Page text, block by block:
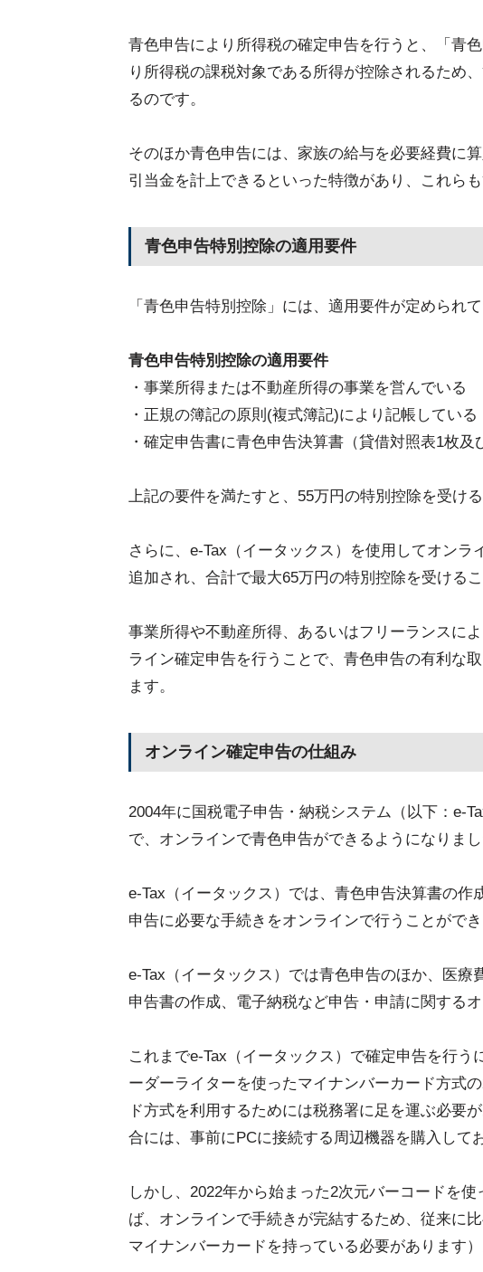
青色申告により所得税の確定申告を行うと、「青
り所得税の課税対象である所得が控除されるため
るのです。
そのほか青色申告には、家族の給与を必要経費に
引当金を計上できるといった特徴があり、これら
青色申告特別控除の適用要件
「青色申告特別控除」には、適用要件が定められ
青色申告特別控除の適用要件
・事業所得または不動産所得の事業を営んでいる
・正規の簿記の原則(複式簿記)により記帳している
・確定申告書に青色申告決算書（貸借対照表1枚
上記の要件を満たすと、55万円の特別控除を受ける
さらに、e-Tax（イータックス）を使用してオンラ
追加され、合計で最大65万円の特別控除を受けるこ
事業所得や不動産所得、あるいはフリーランスに
ライン確定申告を行うことで、青色申告の有利な
ます。
オンライン確定申告の仕組み
2004年に国税電子申告・納税システム（以下：e-
で、オンラインで青色申告ができるようになりまし
e-Tax（イータックス）では、青色申告決算書の
申告に必要な手続きをオンラインで行うことができ
e-Tax（イータックス）では青色申告のほか、医療
申告書の作成、電子納税など申告・申請に関する
これまでe-Tax（イータックス）で確定申告を行う
ーダーライターを使ったマイナンバーカード方式
ド方式を利用するためには税務署に足を運ぶ必要
合には、事前にPCに接続する周辺機器を購入して
しかし、2022年から始まった2次元バーコードを
ば、オンラインで手続きが完結するため、従来に
マイナンバーカードを持っている必要があります）